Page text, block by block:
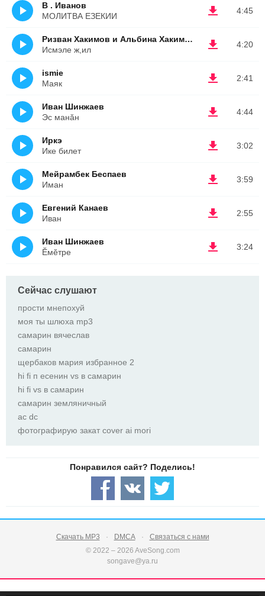
4:45
В . Иванов
МОЛИТВА ЕЗЕКИИ
4:20
Ризван Хакимов и Альбина Хакимова
Исмэле ж,ил
2:41
ismie
Маяк
4:44
Иван Шинжаев
Эс манăн
3:02
Иркэ
Ике билет
3:59
Мейрамбек Беспаев
Иман
2:55
Евгений Канаев
Иван
3:24
Иван Шинжаев
Ĕмĕтре
Сейчас слушают
прости мнепохуй
моя ты шлюха mp3
самарин вячеслав
самарин
щербаков мария избранное 2
hi fi п есенин vs в самарин
hi fi vs в самарин
самарин земляничный
ас dc
фотографирую закат cover ai mori
Скачать MP3 DMCA
Связаться с нами
© 2022 – 2026 AveSong.com
songave@ya.ru